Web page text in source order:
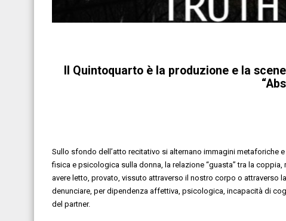
Il Quintoquarto è la produzione e la
“
Sullo sfondo dell’atto recitativo si alternano immagini metaforiche
fisica e psicologica sulla donna, la relazione “guasta” tra la
avere letto, provato, vissuto attraverso il nostro corpo o attraverso
denunciare, per dipendenza affettiva, psicologica, incapacità di
del partner.